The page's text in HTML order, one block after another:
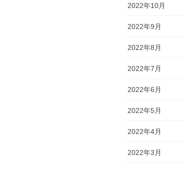
2022年10月
2022年9月
2022年8月
2022年7月
2022年6月
2022年5月
2022年4月
2022年3月